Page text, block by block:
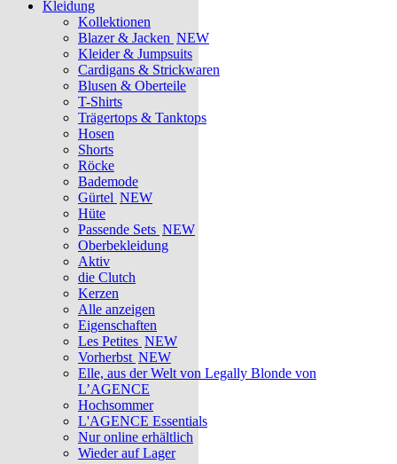
Kleidung
Kollektionen
Blazer & Jacken NEW
Kleider & Jumpsuits
Cardigans & Strickwaren
Blusen & Oberteile
T-Shirts
Trägertops & Tanktops
Hosen
Shorts
Röcke
Bademode
Gürtel NEW
Hüte
Passende Sets NEW
Oberbekleidung
Aktiv
die Clutch
Kerzen
Alle anzeigen
Eigenschaften
Les Petites NEW
Vorherbst NEW
Elle, aus der Welt von Legally Blonde von
L’AGENCE
Hochsommer
L'AGENCE Essentials
Nur online erhältlich
Wieder auf Lager